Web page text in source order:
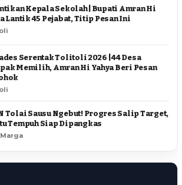
Kepala Sekolah | Bupati Amran Hi
Lantik 45 Pejabat, Titip Pesan Ini
Serentak Tolitoli 2026 | 44 Desa
Memilih, Amran Hi Yahya Beri Pesan
Tolai Sausu Ngebut! Progres Salip Target,
Tempuh Siap Dipangkas